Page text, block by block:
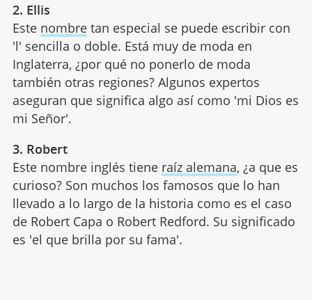
2. Ellis
Este nombretan especial se puede escribir con
'l' sencilla o doble. Está muy de moda en
Inglaterra, ¿por qué no ponerlo de moda
también otras regiones? Algunos expertos
aseguran que significa algo así como 'mi Dios es
mi Señor'.
3. Robert
Este nombre inglés tiene raíz alemana, ¿a que es
curioso? Son muchos los famosos que lo han
llevado a lo largo de la historia como es el caso
de Robert Capa o Robert Redford. Su significado
es 'el que brilla por su fama'.